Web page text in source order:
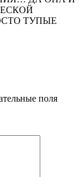
ТУПЫЕ
поля